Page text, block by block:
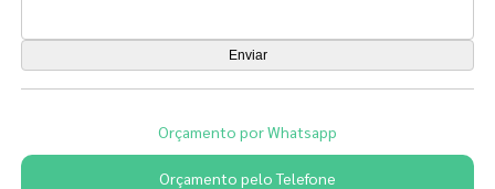
Orçamento por Whatsapp
Orçamento pelo Telefone